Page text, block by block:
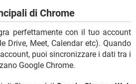
di Chrome
perfettamente con il tuo account
Drive, Meet, Calendar etc). Quando
puoi sincronizzare i dati tra i
Google Chrome.